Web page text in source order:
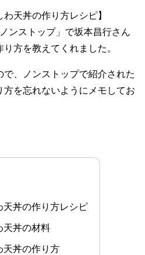
わ天丼の作り方レシピ】
ンストップ」で坂本昌行さん
方を教えてくれました。
で、ノンストップで紹介された
方を忘れないようにメモしてお
天丼の作り方レシピ
天丼の材料
天丼の作り方